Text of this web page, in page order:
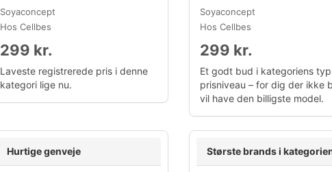
Soyaconcept
Hos Cellbes
299 kr.
Laveste registrerede pris i denne
kategori lige nu.
Soyaconcept
Hos Cellbes
299 kr.
Et godt bud i kategoriens
prisniveau – for dig der ikke
vil have den billigste model.
Hurtige genveje Største brands i